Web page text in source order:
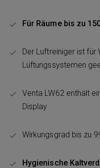
Für Räume bis zu
Der Luftreiniger ist für
Lüftungssystemen
Venta LW62 enthält
Display
Wirkungsgrad bis zu
Hygienische